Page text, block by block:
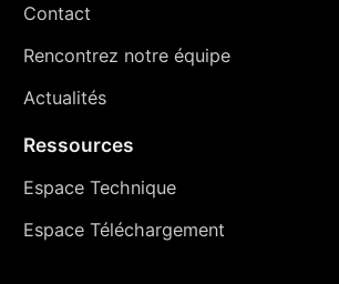
Contact
Rencontrez notre équipe
Actualités
Ressources
Espace Technique
Espace Téléchargement